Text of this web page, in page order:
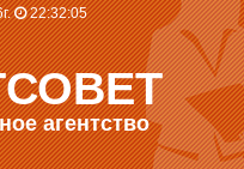
22:32:05
агентство